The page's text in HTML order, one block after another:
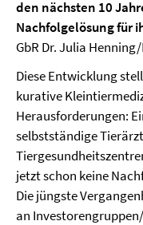
den nächsten 10
Nachfolgelösung für
GbR Dr. Julia
Diese Entwicklung
kurative
Herausforderungen:
selbstständige
jetzt schon keine
Die jüngste
an